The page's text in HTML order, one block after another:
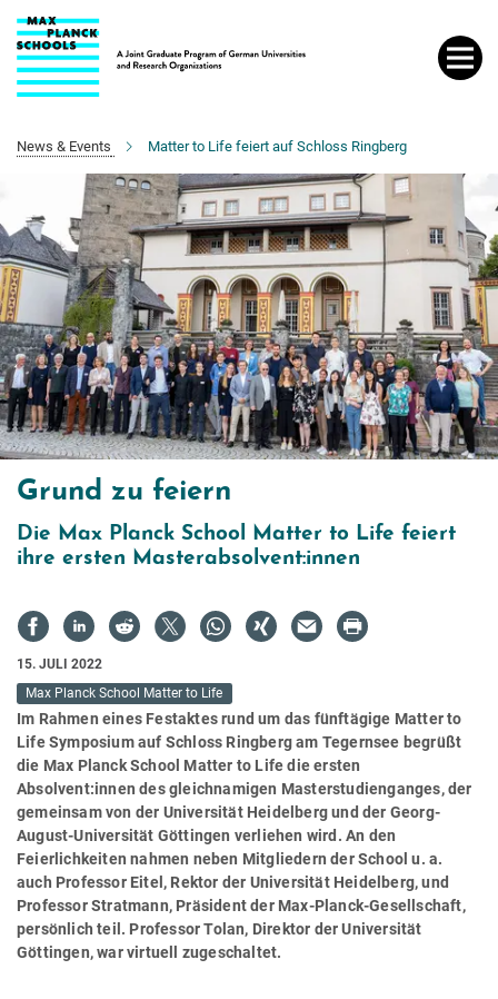
Hauptinhalt
News & Events Matter to Life feiert auf Schloss Ringberg
Grund zu feiern
Die Max Planck School Matter to Life feiert
ihre ersten Masterabsolvent:innen
15. JULI 2022
Max Planck School Matter to Life
Im Rahmen eines Festaktes rund um das fünftägige Matter to
Life Symposium auf Schloss Ringberg am Tegernsee begrüßt
die Max Planck School Matter to Life die ersten
Absolvent:innen des gleichnamigen Masterstudienganges, der
gemeinsam von der Universität Heidelberg und der Georg-
August-Universität Göttingen verliehen wird. An den
Feierlichkeiten nahmen neben Mitgliedern der School u. a.
auch Professor Eitel, Rektor der Universität Heidelberg, und
Professor Stratmann, Präsident der Max-Planck-Gesellschaft,
persönlich teil. Professor Tolan, Direktor der Universität
Göttingen, war virtuell zugeschaltet.